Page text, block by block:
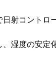
日射コントロ
、湿度の安定